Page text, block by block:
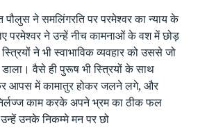
पौलुस ने समलिंगरति पर परमेश्वर का न्याय के
परमेश्वर ने उन्हें नीच कामनाओं के वश में छोड़
ने भी स्वाभाविक व्यवहार को उससे जो
वैसे ही पुरूष भी स्त्रियों के साथ
आपस में कामातुर होकर जलने लगे, और
काम करके अपने भ्रम का ठीक फल
उन्हें उनके निकम्मे मन पर छो